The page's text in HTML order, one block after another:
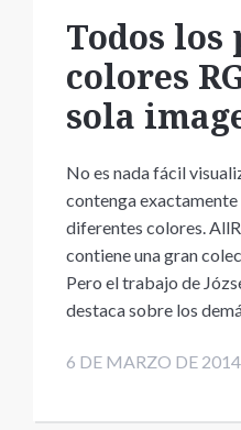
Todos los
colores
sola
No es nada fácil
contenga
diferentes colores.
contiene una gran
Pero el trabajo de
destaca sobre los
6 DE MARZO DE 2014